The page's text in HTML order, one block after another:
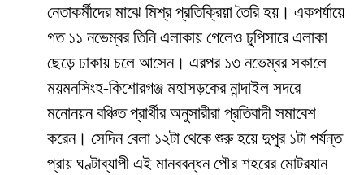
নেতাকর্মীদের মাঝে মিশ্র প্রতিক্রিয়া তৈরি হয়। একপর্যায়ে
গত ১১ নভেম্বর তিনি এলাকায় গেলেও চুপিসারে এলাকা
ছেড়ে ঢাকায় চলে আসেন। এরপর ১৩ নভেম্বর সকালে
ময়মনসিংহ-কিশোরগঞ্জ মহাসড়কের নান্দাইল সদরে
মনোনয়ন বঞ্চিত প্রার্থীর অনুসারীরা প্রতিবাদী সমাবেশ
করেন। সেদিন বেলা ১২টা থেকে শুরু হয়ে দুপুর ১টা পর্যন্ত
প্রায় ঘণ্টাব্যাপী এই মানববন্ধন পৌর শহরের মোটরযান